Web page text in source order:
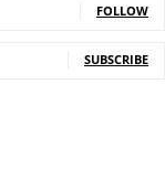
FOLLOW
SUBSCRIBE